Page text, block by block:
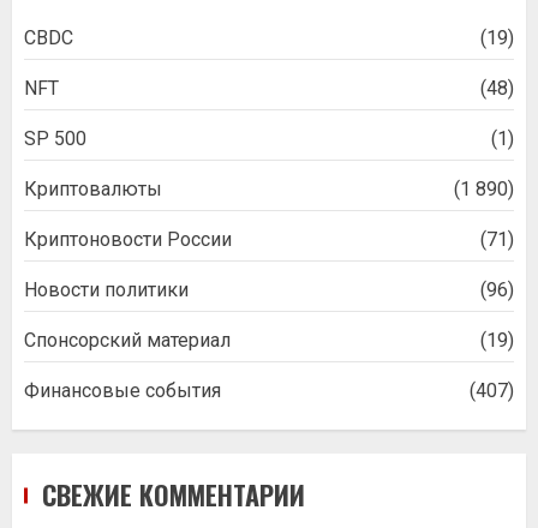
CBDC (19)
NFT (48)
SP 500 (1)
Криптовалюты (1 890)
Криптоновости России (71)
Новости политики (96)
Спонсорский материал (19)
Финансовые события (407)
СВЕЖИЕ КОММЕНТАРИИ